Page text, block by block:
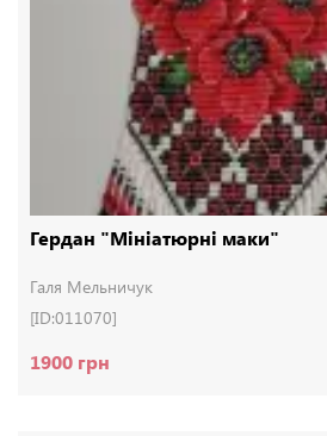
Гердан "Мініатюрні маки"
Галя Мельничук
[ID:011070]
1900 грн